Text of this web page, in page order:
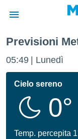
di
per
le
Previsioni
05:49 Lunedì
Cielo sereno
0°
Temp. percepita